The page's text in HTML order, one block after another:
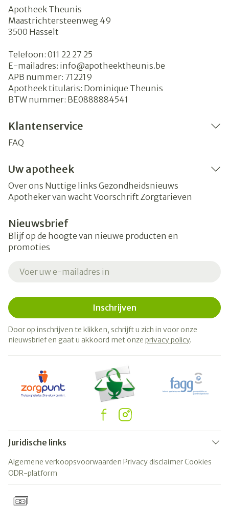
Apotheek Theunis
Maastrichtersteenweg 49
3500 Hasselt
Telefoon: 011 22 27 25
E-mailadres: info@apotheektheunis.be
APB nummer: 712219
Apotheek titularis: Dominique Theunis
BTW nummer: BE0888884541
Klantenservice
FAQ
Uw apotheek
Over ons Nuttige links Gezondheidsnieuws
Apotheker van wacht Voorschrift Zorgtarieven
Nieuwsbrief
Blijf op de hoogte van nieuwe producten en
promoties
Inschrijven
Door op inschrijven te klikken, schrijft u zich in voor onze
nieuwsbrief en gaat u akkoord met onze privacy policy.
Juridische links
Algemene verkoopsvoorwaarden Privacy disclaimerCookies
ODR-platform